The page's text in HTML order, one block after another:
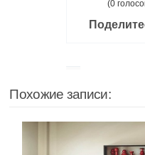
(0
Похожие записи: